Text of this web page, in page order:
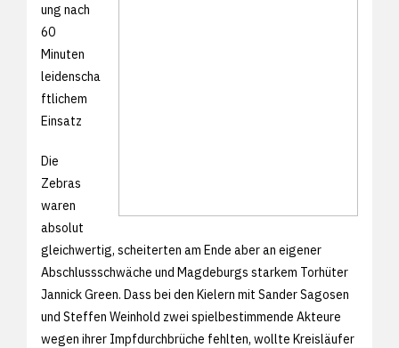
ung nach
60
Minuten
leidenscha
ftlichem
Einsatz
Die
Zebras
waren
absolut
gleichwertig, scheiterten am Ende aber an eigener
Abschlussschwäche und Magdeburgs starkem Torhüter
Jannick Green. Dass bei den Kielern mit Sander Sagosen
und Steffen Weinhold zwei spielbestimmende Akteure
wegen ihrer Impfdurchbrüche fehlten, wollte Kreisläufer